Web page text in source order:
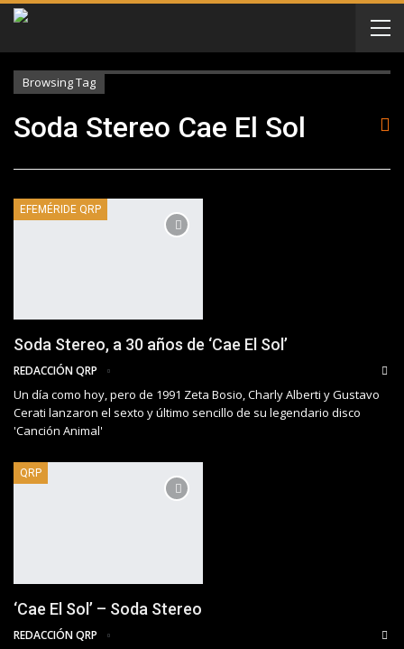
Browsing Tag
Soda Stereo Cae El Sol
EFEMÉRIDE QRP
Soda Stereo, a 30 años de ‘Cae El Sol’
REDACCIÓN QRP
Un día como hoy, pero de 1991 Zeta Bosio, Charly Alberti y Gustavo
Cerati lanzaron el sexto y último sencillo de su legendario disco
'Canción Animal'
QRP
‘Cae El Sol’ – Soda Stereo
REDACCIÓN QRP